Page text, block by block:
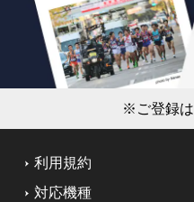
※ご登録は
利用規約
対応機種